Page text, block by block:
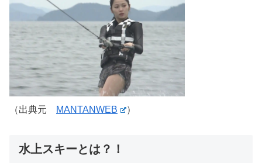
（出典元 MANTANWEB ）
水上スキーとは？！